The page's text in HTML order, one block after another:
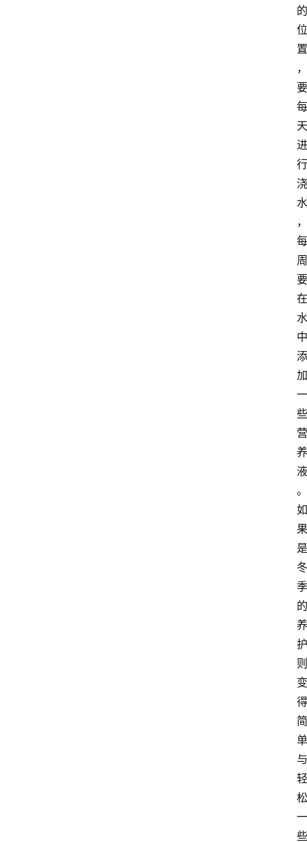
的
位
置
，
要
每
天
进
行
浇
水
，
每
周
要
在
水
中
添
加
一
些
营
养
液
。
如
果
是
冬
季
的
养
护
则
变
得
简
单
与
轻
松
一
些